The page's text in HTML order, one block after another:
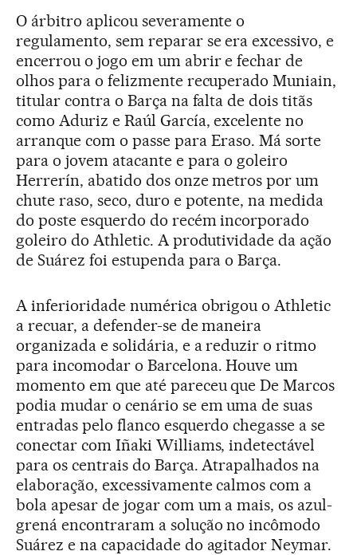
O árbitro aplicou severamente o
regulamento, sem reparar se era excessivo, e
encerrou o jogo em um abrir e fechar de
olhos para o felizmente recuperado Muniain,
titular contra o Barça na falta de dois titãs
como Aduriz e Raúl García, excelente no
arranque com o passe para Eraso. Má sorte
para o jovem atacante e para o goleiro
Herrerín, abatido dos onze metros por um
chute raso, seco, duro e potente, na medida
do poste esquerdo do recém incorporado
goleiro do Athletic. A produtividade da ação
de Suárez foi estupenda para o Barça.
A inferioridade numérica obrigou o Athletic
a recuar, a defender-se de maneira
organizada e solidária, e a reduzir o ritmo
para incomodar o Barcelona. Houve um
momento em que até pareceu que De Marcos
podia mudar o cenário se em uma de suas
entradas pelo flanco esquerdo chegasse a se
conectar com Iñaki Williams, indetectável
para os centrais do Barça. Atrapalhados na
elaboração, excessivamente calmos com a
bola apesar de jogar com um a mais, os azul-
grená encontraram a solução no incômodo
Suárez e na capacidade do agitador Neymar.